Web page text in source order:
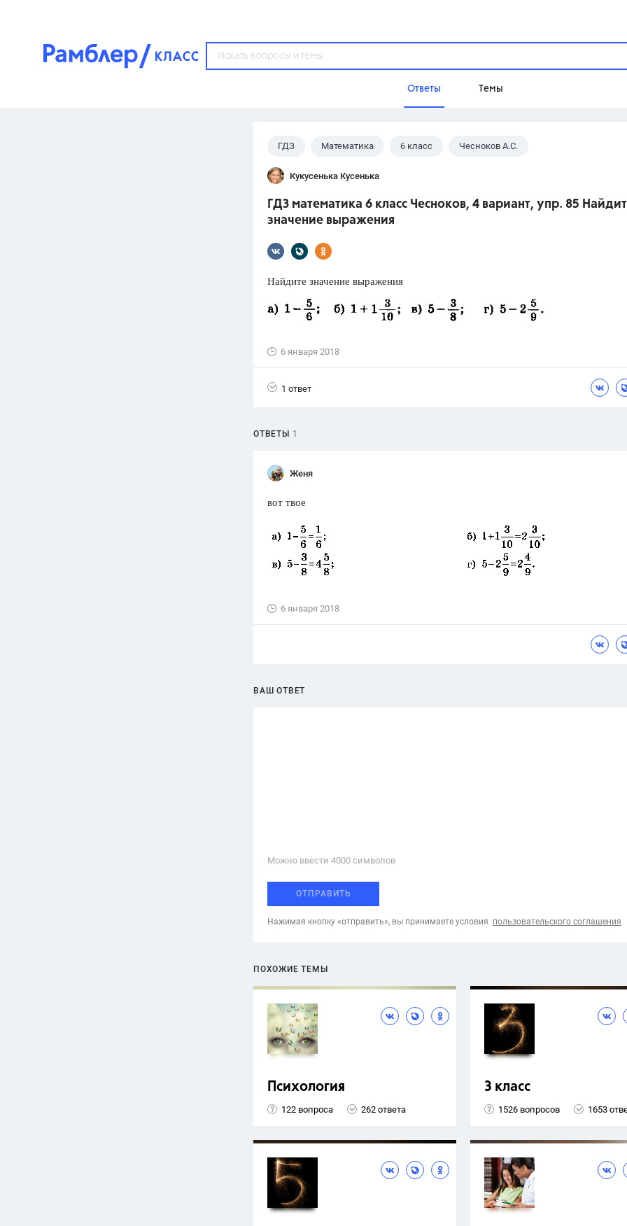
Ответы Темы
Популярные темы
ГДЗ
ОГЭ
ответов
1752 ответа
ответа
1551 ответ
ответов
Домашнее задание
Школа
Разумовская М.М.,
Рудзитис Г.Е.,Цыбулько И.П.,
Красота,
ГДЗ Математика 6 класс Чесноков А.С.
Кукусенька Кусенька
ГДЗ математика 6 класс Чесноков, 4 вариант, упр. 85
значение выражения
Найдите значение выражения
6 января 2018
1 ответ
ОТВЕТЫ 1
Женя
вот твое
6 января 2018
ВАШ ОТВЕТ
Можно ввести 4000 cимволов
ОТПРАВИТЬ
Нажимая кнопку «отправить», вы принимаете условия пользовательского соглашения
ПОХОЖИЕ ТЕМЫ
Психология
122 вопроса 262 ответа
3 класс
1526 вопросов 1653